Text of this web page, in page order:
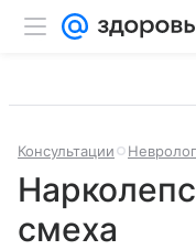
Консультации
смеха